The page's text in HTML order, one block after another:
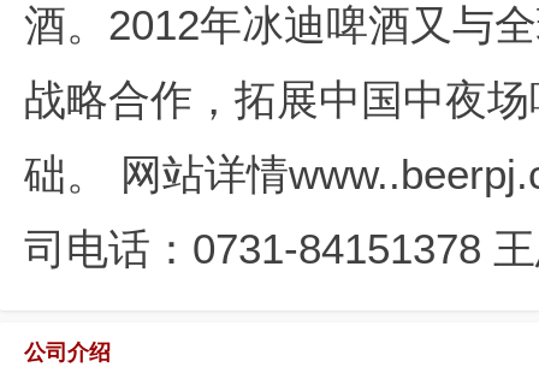
酒。2012年冰迪啤酒又与
战略合作，拓展中国中夜
础。 网站详情
司电话：0731-84151378
公司介绍